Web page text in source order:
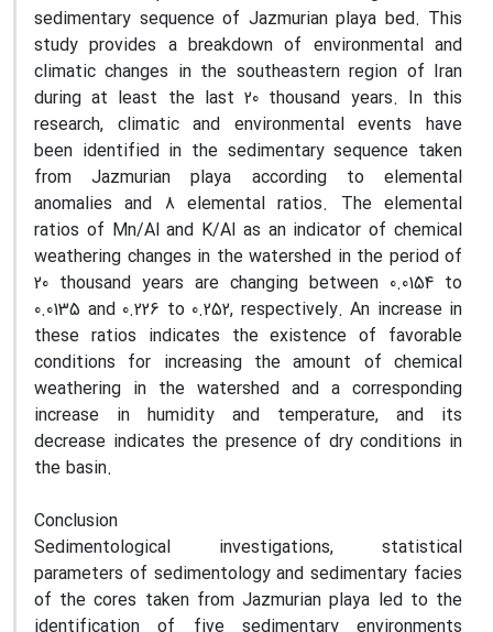
sedimentary sequence of Jazmurian playa bed. This
study provides a breakdown of environmental and
climatic changes in the southeastern region of Iran
during at least the last 20 thousand years. In this
research, climatic and environmental events have
been identified in the sedimentary sequence taken
from Jazmurian playa according to elemental
anomalies and 8 elemental ratios. The elemental
ratios of Mn/Al and K/Al as an indicator of chemical
weathering changes in the watershed in the period of
20 thousand years are changing between 0.0154 to
0.0135 and 0.226 to 0.252, respectively. An increase in
these ratios indicates the existence of favorable
conditions for increasing the amount of chemical
weathering in the watershed and a corresponding
increase in humidity and temperature, and its
decrease indicates the presence of dry conditions in
the basin.
Conclusion
Sedimentological investigations, statistical
parameters of sedimentology and sedimentary facies
of the cores taken from Jazmurian playa led to the